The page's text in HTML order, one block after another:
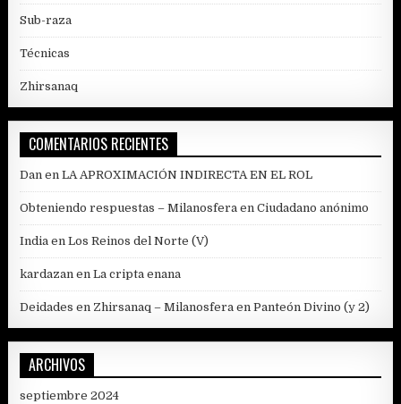
Sub-raza
Técnicas
Zhirsanaq
COMENTARIOS RECIENTES
Dan enLA APROXIMACIÓN INDIRECTA EN EL ROL
Obteniendo respuestas – Milanosfera enCiudadano anónimo
India enLos Reinos del Norte (V)
kardazan enLa cripta enana
Deidades en Zhirsanaq – Milanosfera enPanteón Divino (y 2)
ARCHIVOS
septiembre 2024